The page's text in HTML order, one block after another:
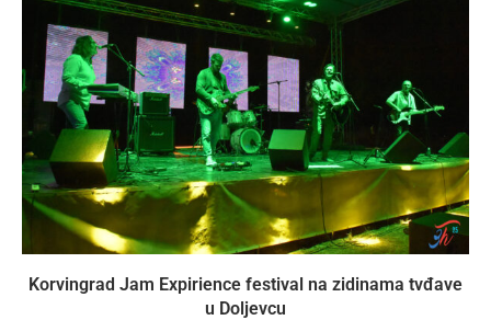
Korvingrad Jam Expirience festival na zidinama tvđave
u Doljevcu